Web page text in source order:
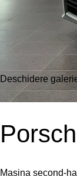
Deschidere
Masina second-